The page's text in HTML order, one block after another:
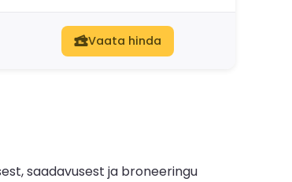
Vaata hinda
saadavusest ja broneeringu